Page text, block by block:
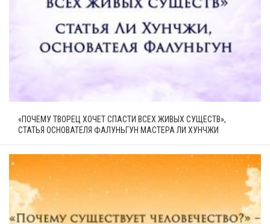
«ПОЧЕМУ ТВОРЕЦ ХОЧЕТ СПАСТИ ВСЕХ ЖИВЫХ СУЩЕСТВ»,
СТАТЬЯ ОСНОВАТЕЛЯ ФАЛУНЬГУН МАСТЕРА ЛИ ХУНЧЖИ